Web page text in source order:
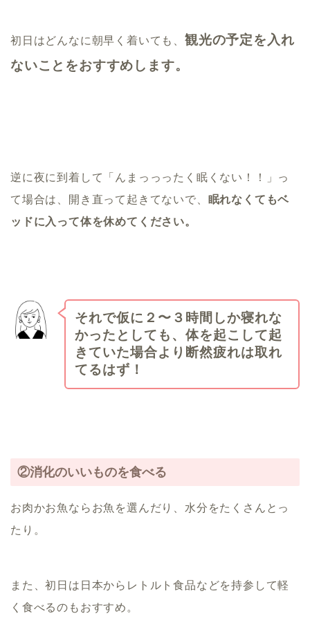
初日はどんなに朝早く着いても、 観光の予定を入れ
ないことをおすすめします。
逆に夜に到着して「んまっっったく眠くない！！」っ
て場合は、開き直って起きてないで、 眠れなくてもベ
ッドに入って体を休めてください。
それで仮に２〜３時間しか寝れな
かったとしても、体を起こして起
きていた場合より断然疲れは取れ
てるはず！
②消化のいいものを食べる
お肉かお魚ならお魚を選んだり、水分をたくさんとっ
たり。
また、初日は日本からレトルト食品などを持参して軽
く食べるのもおすすめ。